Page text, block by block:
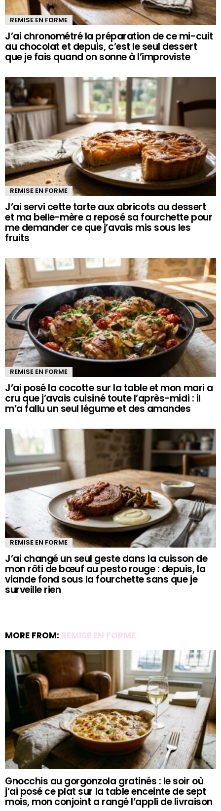
REMISE EN FORME
J’ai chronométré la préparation de ce mi-cuit
au chocolat et depuis, c’est le seul dessert
que je fais quand on sonne à l’improviste
REMISE EN FORME
J’ai servi cette tarte aux abricots au dessert
et ma belle-mère a reposé sa fourchette pour
me demander ce que j’avais mis sous les
fruits
REMISE EN FORME
J’ai posé la cocotte sur la table et mon mari a
cru que j’avais cuisiné toute l’après-midi : il
m’a fallu un seul légume et des amandes
REMISE EN FORME
J’ai changé un seul geste dans la cuisson de
mon rôti de bœuf au pesto rouge : depuis, la
viande fond sous la fourchette sans que je
surveille rien
MORE FROM: REMISE EN FORME
Gnocchis au gorgonzola gratinés : le soir où
j’ai posé ce plat sur la table enceinte de sept
mois, mon conjoint a rangé l’appli de livraison